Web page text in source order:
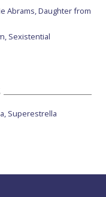
Abrams, Daughter from
Sexistential
Superestrella